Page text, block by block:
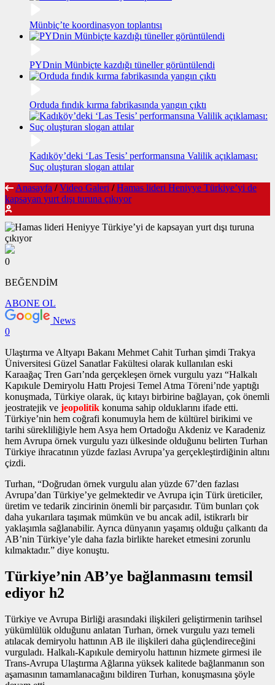
Münbiç’te koordinasyon toplantısı
PYDnin Münbiçte kazdığı tüneller görüntülendi​
Orduda fındık kırma fabrikasında yangın çıktı
Kadıköy’deki ‘Las Tesis’ performansına Valilik açıklaması:
Suç oluşturan slogan attılar
Anasayfa / Video Galeri / Hamas lideri Heniyye Türkiye’yi de
kapsayan yurt dışı turuna çıkıyor
0
BEĞENDİM
ABONE OL
News
0
Ulaştırma ve Altyapı Bakanı Mehmet Cahit Turhan şimdi Trakya
Üniversitesi Güzel Sanatlar Fakültesi olarak kullanılan eski
Karaağaç Tren Garı’nda gerçekleşen örnek vurgulu yazı “Halkalı
Kapıkule Demiryolu Hattı Projesi Temel Atma Töreni’nde yaptığı
konuşmada, Türkiye olarak, üç kıtayı birbirine bağlayan, çok önemli
jeostratejik ve jeopolitik konuma sahip olduklarını ifade etti.
Türkiye’nin hem coğrafi konumuyla hem de kültürel birikimi ve
tarihi sürekliliğiyle hem Asya hem Ortadoğu Akdeniz ve Karadeniz
hem Avrupa örnek vurgulu yazı ülkesinde olduğunu belirten Turhan
Türkiye ihracatının yüzde fazlası Avrupa’ya gerçekleştirdiğinin altını
çizdi.
Turhan, “Doğrudan örnek vurgulu alan yüzde 67’den fazlası
Avrupa’dan Türkiye’ye gelmektedir ve Avrupa için Türk üreticiler,
üretim ve tedarik zincirinin önemli bir parçasıdır. Tüm bunları çok
daha yukarılara taşımak mümkün ve bu ancak adil, istikrarlı bir
yaklaşımla sağlanabilir. Ayrıca dünyanın yaşamış olduğu çalkantı da
AB’nin Türkiye’yle daha fazla birlikte hareket etmesini zorunlu
kılmaktadır.” diye konuştu.
Türkiye’nin AB’ye bağlanmasını temsil
ediyor h2
Türkiye ve Avrupa Birliği arasındaki ilişkileri geliştirmenin tarihsel
yükümlülük olduğunu anlatan Turhan, örnek vurgulu yazı temeli
atılacak demiryolu hattının AB ile ilişkileri daha güçlendireceğini
vurguladı. Halkalı-Kapıkule demiryolu hattının hizmete girmesi ile
Trans-Avrupa Ulaştırma Ağlarına yüksek kalitede bağlanmanın son
aşamasının tamamlanacağını bildiren Turhan, konuşmasına şöyle